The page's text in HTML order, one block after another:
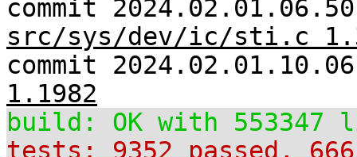
commit
src/sys/dev/ic/sti.c
commit
1.1982
build: OK with 553347
tests: 9352 passed,